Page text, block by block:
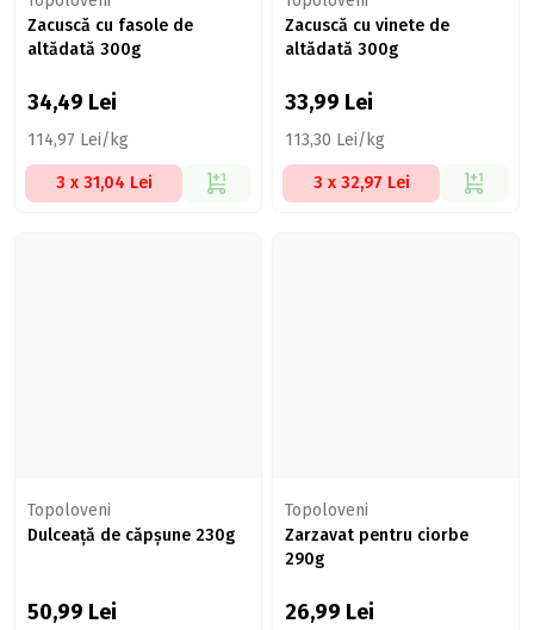
Zacuscă cu fasole de
altădată 300g
34,49 Lei
114,97 Lei/kg
3 x 31,04 Lei
Zacuscă cu vinete de
altădată 300g
33,99 Lei
113,30 Lei/kg
3 x 32,97 Lei
Topoloveni
Dulceață de căpșune 230g
50,99 Lei
Topoloveni
Zarzavat pentru ciorbe
290g
26,99 Lei